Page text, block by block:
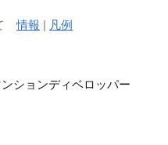
て情報 | 凡例
ションディベロッパー